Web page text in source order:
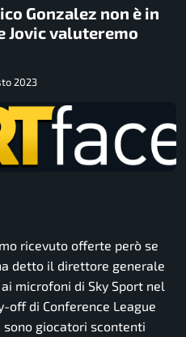
Gonzalez non è in
Jovic valuteremo
2023
ricevuto offerte però se
detto il direttore generale
ai microfoni di Sky Sport nel
di Conference League
sono giocatori scontenti